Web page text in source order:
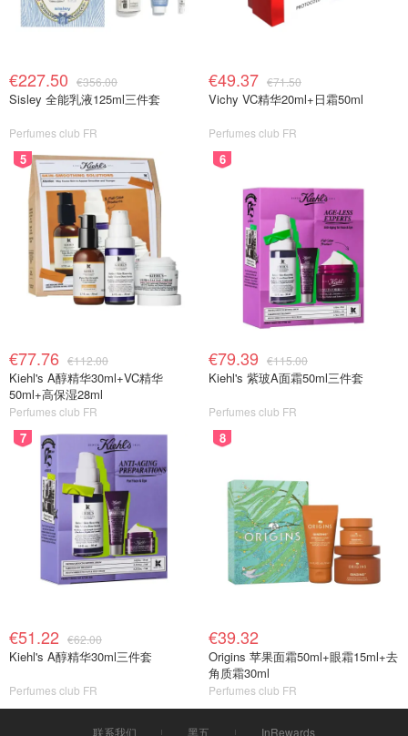
€227.50 €356.00
Sisley 全能乳液125ml三件套
Perfumes club FR
€49.37 €71.50
Vichy VC精华20ml+日霜50ml
Perfumes club FR
5
€77.76 €112.00
Kiehl's A醇精华30ml+VC精华
50ml+高保湿28ml
Perfumes club FR
6
€79.39 €115.00
Kiehl's 紫玻A面霜50ml三件套
Perfumes club FR
7
€51.22 €62.00
Kiehl's A醇精华30ml三件套
Perfumes club FR
8
€39.32
Origins 苹果面霜50ml+眼霜15ml+去
角质霜30ml
Perfumes club FR
联系我们 黑五 InRewards